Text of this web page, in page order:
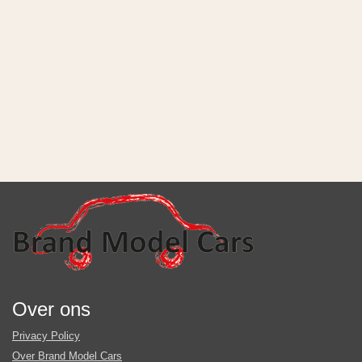
Over ons
Privacy Policy
Over Brand Model Cars